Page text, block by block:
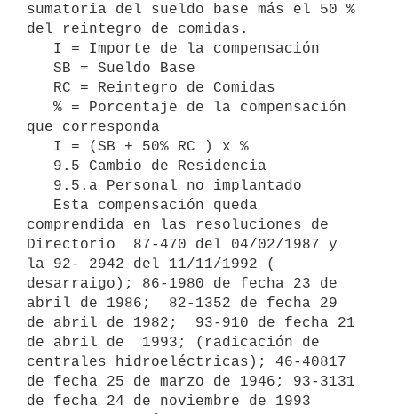
sumatoria del sueldo base más el 50 %
del reintegro de comidas.
que corresponda
comprendida en las resoluciones de
Directorio  87-470 del 04/02/1987 y
la 92- 2942 del 11/11/1992 (
desarraigo); 86-1980 de fecha 23 de
abril de 1986;  82-1352 de fecha 29
de abril de 1982;  93-910 de fecha 21
de abril de  1993; (radicación de
centrales hidroeléctricas); 46-40817
de fecha 25 de marzo de 1946; 93-3131
de fecha 24 de noviembre de 1993